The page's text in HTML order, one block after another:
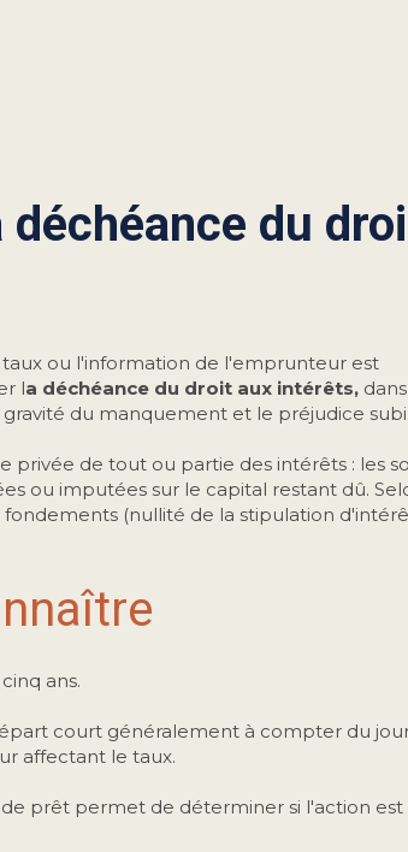
du
ou l'information de l'emprunteur est
la déchéance du droit aux intérêts,
du manquement et le préjudice subi.
privée de tout ou partie des intérêts : les
ou imputées sur le capital restant dû.
(nullité de la stipulation
ans.
court généralement à compter du
affectant le taux.
prêt permet de déterminer si l'action